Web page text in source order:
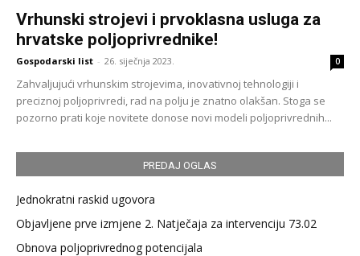
Vrhunski strojevi i prvoklasna usluga za
hrvatske poljoprivrednike!
Gospodarski list - 26. siječnja 2023. 0
Zahvaljujući vrhunskim strojevima, inovativnoj tehnologiji i
preciznoj poljoprivredi, rad na polju je znatno olakšan. Stoga se
pozorno prati koje novitete donose novi modeli poljoprivrednih...
PREDAJ OGLAS
Jednokratni raskid ugovora
Objavljene prve izmjene 2. Natječaja za intervenciju 73.02
Obnova poljoprivrednog potencijala